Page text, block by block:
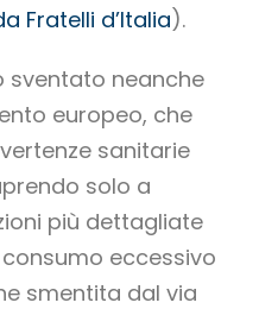
Fratelli d’Italia).
sventato neanche
europeo, che
sanitarie
solo a
più dettagliate
eccessivo
smentita dal via